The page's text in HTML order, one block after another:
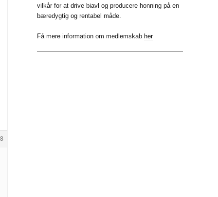
o
k
e
I
n
t
e
r
vilkår for at drive biavl og producere honning på en
bæredygtig og rentabel måde.
Få mere information om medlemskab her